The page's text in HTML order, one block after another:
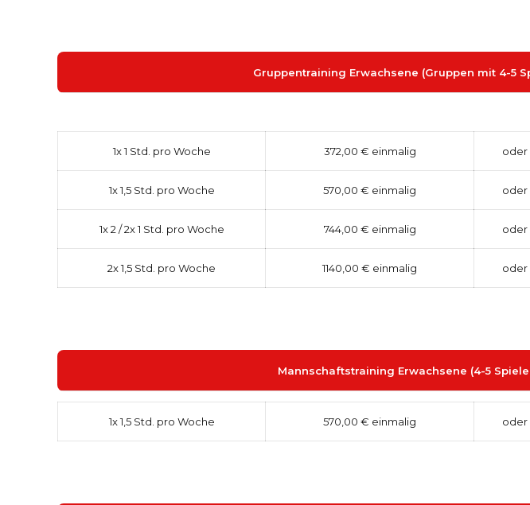
Gruppentraining Erwachsene (Gruppen mit 4-5
1x 1 Std. pro Woche 372,00 € einmalig oder
1x 1,5 Std. pro Woche 570,00 € einmalig oder
1x 2 / 2x 1 Std. pro Woche 744,00 € einmalig oder
2x 1,5 Std. pro Woche 1140,00 € einmalig oder
Mannschaftstraining Erwachsene (4-5
1x 1,5 Std. pro Woche 570,00 € einmalig oder